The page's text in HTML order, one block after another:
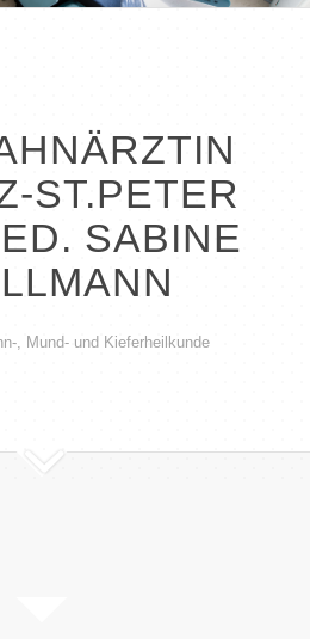
ST.PETER
SABINE
, Mund- und Kieferheilkunde